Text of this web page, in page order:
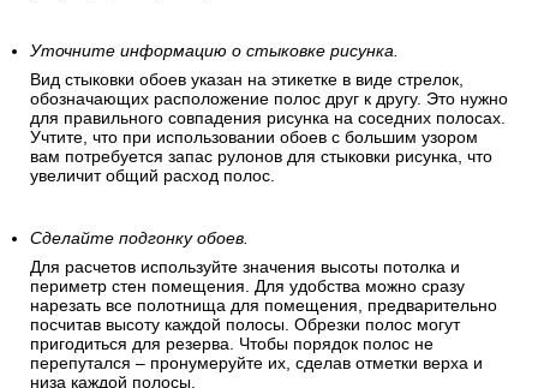
Уточните информацию о стыковке рисунка.
Вид стыковки обоев указан на этикетке в виде стрелок,
обозначающих расположение полос друг к другу. Это нужно
для правильного совпадения рисунка на соседних полосах.
Учтите, что при использовании обоев с большим узором
вам потребуется запас рулонов для стыковки рисунка, что
увеличит общий расход полос.
Сделайте подгонку обоев.
Для расчетов используйте значения высоты потолка и
периметр стен помещения. Для удобства можно сразу
нарезать все полотнища для помещения, предварительно
посчитав высоту каждой полосы. Обрезки полос могут
пригодиться для резерва. Чтобы порядок полос не
перепутался – пронумеруйте их, сделав отметки верха и
низа каждой полосы.